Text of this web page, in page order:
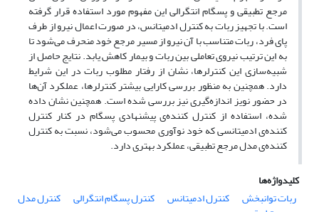
مرجع تطبیقی و پسگام انتگرالی این مفهوم مورد استفاده قرار گرفته
است. با تجهیز ربات به کنترل ادمیتانس، در صورت اعمال نیرو از طرف
پای فرد، ربات متناسب با آن نیرو از مسیر مرجع خود منحرف می‌شود تا
به این ترتیب نیروی تعاملی بین ربات و بیمار کاهش یابد. نتایج حاصل از
شبیه‌سازی این کنترلرها، نشان از رفتار مطلوب ربات در این شرایط
دارد. همچنین به منظور بررسی کارایی بیشتر کنترلرها، عملکرد آن‌ها
در حضور نویز اندازه‌گیری نیز بررسی شده است. همچنین نشان داده
شده، استفاده از کنترل کننده‌ی پیشنهادی پسگام در کنار کنترل
کننده‌ی ادمیتانسی که خود نوآوری محسوب می‌شود، نسبت به کنترل
کننده‌ی مدل مرجع تطبیقی، عملکرد بهتری دارد.
کلیدواژه‌ها
ربات توانبخش
کنترل ادمیتانس کنترل پسگام انتگرالی کنترل مدل